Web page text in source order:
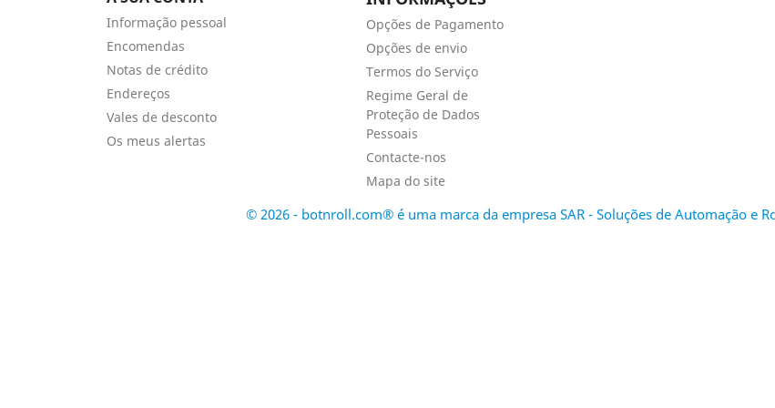
Informação pessoal
Encomendas
Notas de crédito
Endereços
Vales de desconto
Os meus alertas
Opções de Pagamento
Opções de envio
Termos do Serviço
Regime Geral de
Proteção de Dados
Pessoais
Contacte-nos
Mapa do site
© 2026 - botnroll.com® é uma marca da empresa SAR - Soluções de Automação e